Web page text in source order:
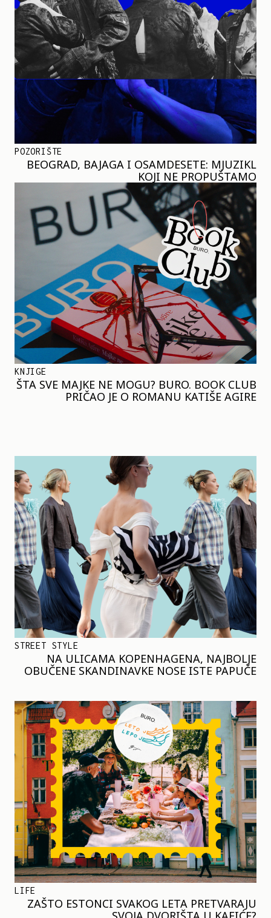
POZORIŠTE
BEOGRAD, BAJAGA I OSAMDESETE: MJUZIKL
KOJI NE PROPUŠTAMO
KNJIGE
ŠTA SVE MAJKE NE MOGU? BURO. BOOK CLUB
PRIČAO JE O ROMANU KATIŠE AGIRE
STREET STYLE
NA ULICAMA KOPENHAGENA, NAJBOLJE
OBUČENE SKANDINAVKE NOSE ISTE PAPUČE
LIFE
ZAŠTO ESTONCI SVAKOG LETA PRETVARAJU